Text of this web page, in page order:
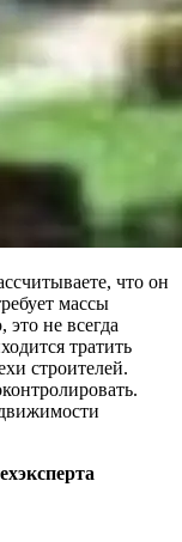
что он
массы
не всегда
тратить
строителей.